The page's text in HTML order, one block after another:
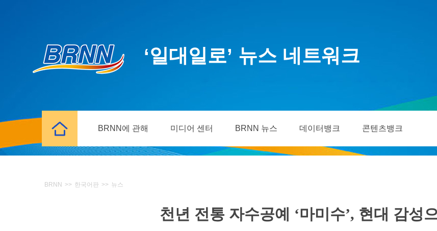
‘일대일로’ 뉴스 네트워크
BRNN에 관해 미디어 센터 BRNN 뉴스 데이터뱅크 콘텐츠뱅크
BRNN >> 한국어판 >> 뉴스
천년 전통 자수공예 ‘마미수’, 현대 감성